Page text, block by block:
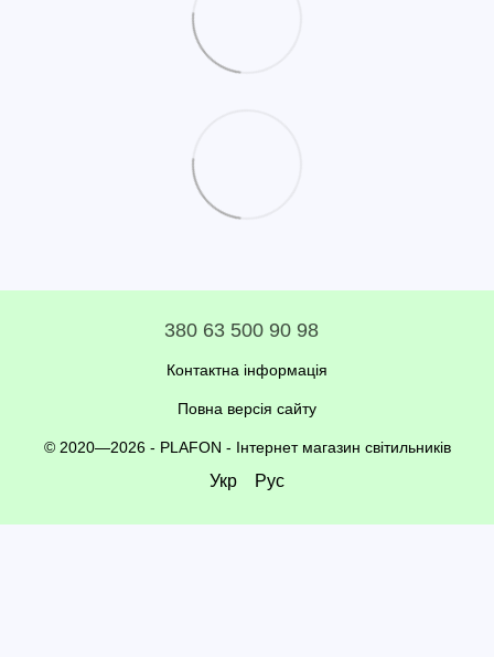
380 63 500 90 98
Контактна інформація
Повна версія сайту
© 2020—2026 - PLAFON - Інтернет магазин світильників
Укр Рус